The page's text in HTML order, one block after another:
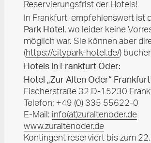
Reservierungsfrist der Hotels!
In Frankfurt, empfehlenswert ist
Park Hotel , wo leider keine
möglich war. Sie können aber
(https://citypark-hotel.de/)
Hotels in Frankfurt Oder:
Hotel „Zur Alten Oder“
Fischerstraße 32 D-15230
Telefon: +49 (0) 335 55622-0
E-Mail: info(at)zuraltenoder.de
www.zuraltenoder.de
Kontingent reserviert bis zum